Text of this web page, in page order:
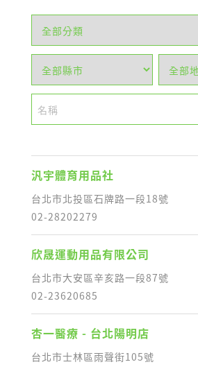
汎宇體育用品社
台北市北投區石牌路一段18號
02-28202279
欣晟運動用品有限公司
台北市大安區辛亥路一段87號
02-23620685
杏一醫療 - 台北陽明店
台北市士林區雨聲街105號